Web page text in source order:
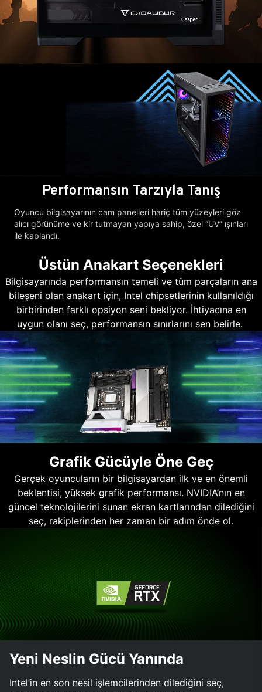
Performansın Tarzıyla Tanış
Oyuncu bilgisayarının cam panelleri hariç tüm yüzeyleri göz
alıcı görünüme ve kir tutmayan yapıya sahip, özel “UV” ışınları
ile kaplandı.
Üstün Anakart Seçenekleri
Bilgisayarında performansın temeli ve tüm parçaların ana
bileşeni olan anakart için, Intel chipsetlerinin kullanıldığı
birbirinden farklı opsiyon seni bekliyor. İhtiyacına en
uygun olanı seç, performansın sınırlarını sen belirle.
Grafik Gücüyle Öne Geç
Gerçek oyuncuların bir bilgisayardan ilk ve en önemli
beklentisi, yüksek grafik performansı. NVIDIA’nın en
güncel teknolojilerini sunan ekran kartlarından dilediğini
seç, rakiplerinden her zaman bir adım önde ol.
Yeni Neslin Gücü Yanında
Intel’in en son nesil işlemcilerinden dilediğini seç,